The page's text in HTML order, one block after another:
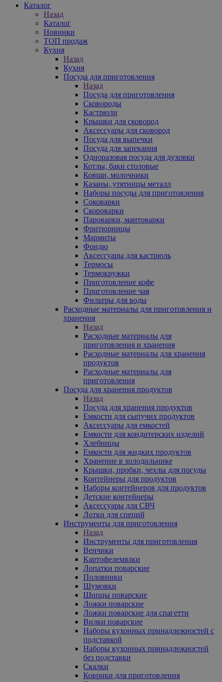
Каталог
Назад
Каталог
Новинки
ТОП продаж
Кухня
Назад
Кухня
Посуда для приготовления
Назад
Посуда для приготовления
Сковороды
Кастрюли
Крышки для сковород
Аксессуары для сковород
Посуда для выпечки
Посуда для запекания
Одноразовая посуда для духовки
Котлы, баки столовые
Ковши, молочники
Казаны, утятницы металл
Наборы посуды для приготовления
Соковарки
Скороварки
Пароварки, мантоварки
Фритюрницы
Мармиты
Фондю
Аксессуары для кастрюль
Термосы
Термокружки
Приготовление кофе
Приготовление чая
Фильтры для воды
Расходные материалы для приготовления и
хранения
Назад
Расходные материалы для
приготовления и хранения
Расходные материалы для хранения
продуктов
Расходные материалы для
приготовления
Посуда для хранения продуктов
Назад
Посуда для хранения продуктов
Емкости для сыпучих продуктов
Аксессуары для емкостей
Емкости для кондитерских изделий
Хлебницы
Емкости для жидких продуктов
Хранение в холодильнике
Крышки, пробки, чехлы для посуды
Контейнеры для продуктов
Наборы контейнеров для продуктов
Детские контейнеры
Аксессуары для СВЧ
Лотки для специй
Инструменты для приготовления
Назад
Инструменты для приготовления
Венчики
Картофелемялки
Лопатки поварские
Половники
Шумовки
Щипцы поварские
Ложки поварские
Ложки поварские для спагетти
Вилки поварские
Наборы кухонных принадлежностей с
подставкой
Наборы кухонных принадлежностей
без подставки
Скалки
Коврики для приготовления